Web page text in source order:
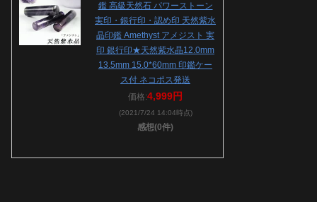
鑑 高級天然石 パワーストーン
実印・銀行印・認め印 天然紫水
晶印鑑 Amethyst アメジスト 実
印 銀行印★天然紫水晶12.0mm
13.5mm 15.0*60mm 印鑑ケー
ス付 ネコポス発送
価格:4,999円
(2021/7/24 14:04時点)
感想(0件)